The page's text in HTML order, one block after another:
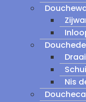
Nis